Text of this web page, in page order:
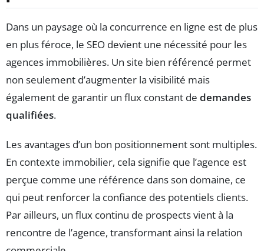
Dans un paysage où la concurrence en ligne est de plus
en plus féroce, le SEO devient une nécessité pour les
agences immobilières. Un site bien référencé permet
non seulement d’augmenter la visibilité mais
également de garantir un flux constant de demandes
qualifiées.
Les avantages d’un bon positionnement sont multiples.
En contexte immobilier, cela signifie que l’agence est
perçue comme une référence dans son domaine, ce
qui peut renforcer la confiance des potentiels clients.
Par ailleurs, un flux continu de prospects vient à la
rencontre de l’agence, transformant ainsi la relation